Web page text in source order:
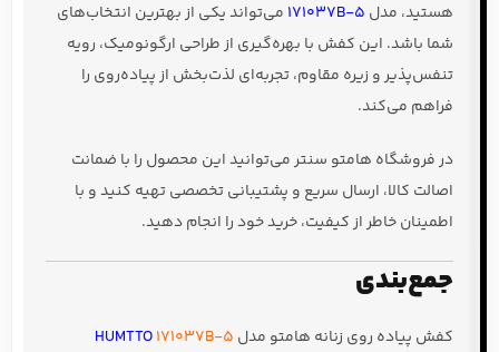
هستید، مدل 171037B-5 می‌تواند یکی از بهترین انتخاب‌های
شما باشد. این کفش با بهره‌گیری از طراحی ارگونومیک، رویه
تنفس‌پذیر و زیره مقاوم، تجربه‌ای لذت‌بخش از پیاده‌روی را
فراهم می‌کند.
در فروشگاه هامتو سنتر می‌توانید این محصول را با ضمانت
اصالت کالا، ارسال سریع و پشتیبانی تخصصی تهیه کنید و با
اطمینان خاطر از کیفیت، خرید خود را انجام دهید.
جمع‌بندی
کفش پیاده روی زنانه هامتو مدل HUMTTO171037B-5